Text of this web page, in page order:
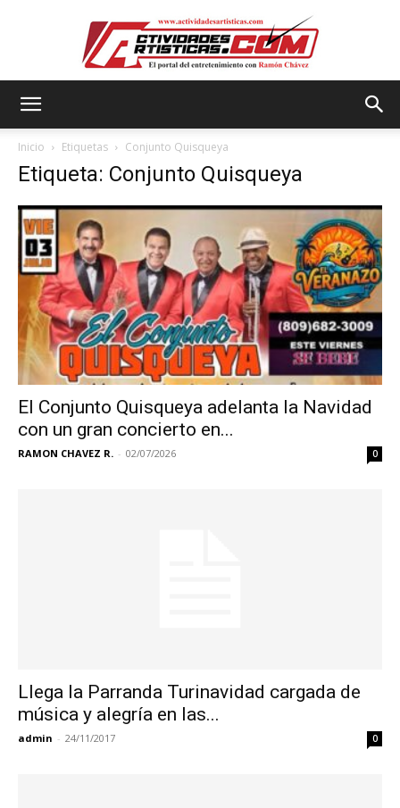
Inicio Etiquetas Conjunto Quisqueya
Etiqueta: Conjunto Quisqueya
El Conjunto Quisqueya adelanta la Navidad
con un gran concierto en...
RAMON CHAVEZ R. - 02/07/2026 0
Llega la Parranda Turinavidad cargada de
música y alegría en las...
admin - 24/11/2017 0